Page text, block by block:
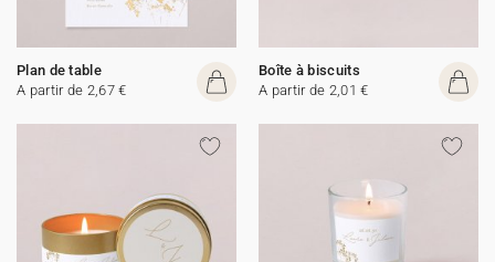
Plan de table
A partir de 2,67 €
Boîte à biscuits
A partir de 2,01 €